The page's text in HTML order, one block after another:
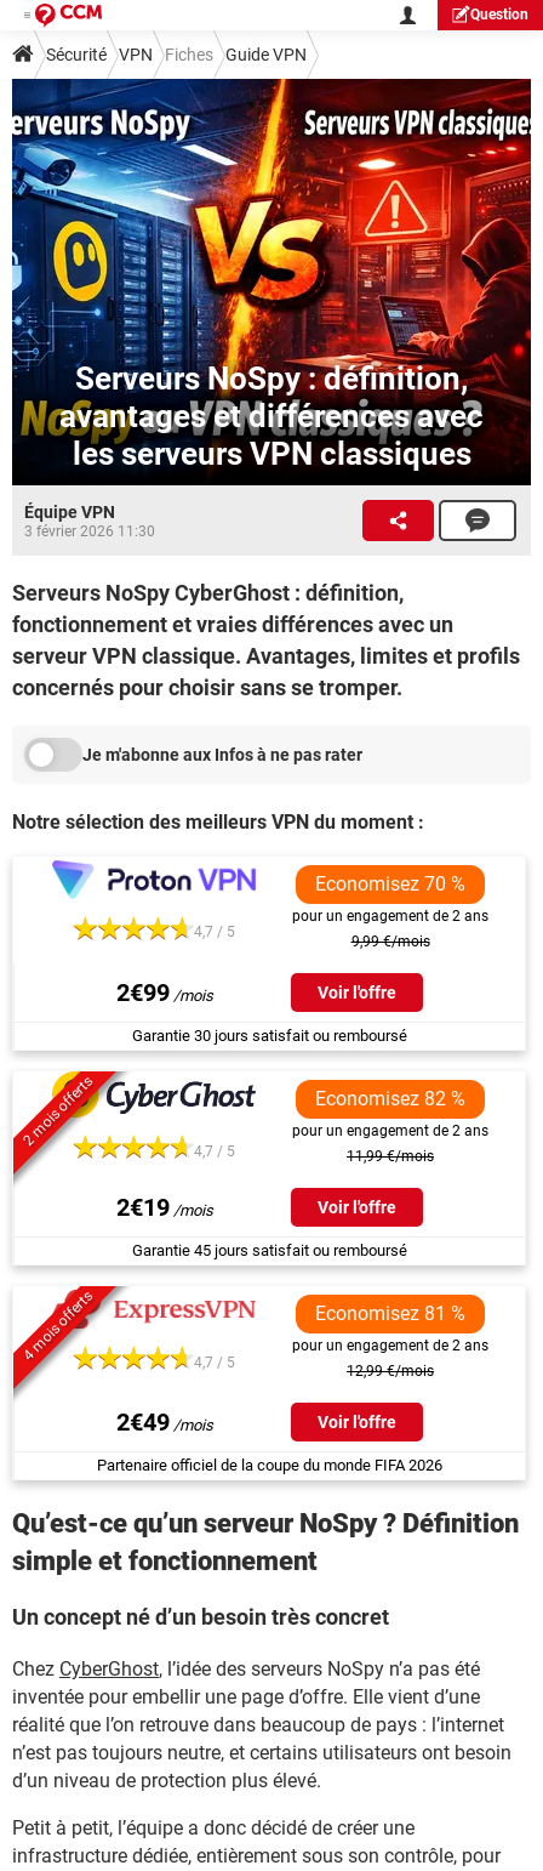
Question
Sécurité VPN Fiches Guide VPN
Serveurs NoSpy : définition,
avantages et différences avec
les serveurs VPN classiques
Équipe VPN
3 février 2026 11:30
Serveurs NoSpy CyberGhost : définition,
fonctionnement et vraies différences avec un
serveur VPN classique. Avantages, limites et profils
concernés pour choisir sans se tromper.
Je m'abonne aux Infos à ne pas rater
Notre sélection des meilleurs VPN du moment :
4,7 / 5
Economisez 70 %
pour un engagement de 2 ans
9,99 €/mois
2€99 Voir l'offre
Garantie 30 jours satisfait ou remboursé
2 mois offerts
4,7 / 5
Economisez 82 %
pour un engagement de 2 ans
11,99 €/mois
2€19 Voir l'offre
Garantie 45 jours satisfait ou remboursé
4 mois offerts 4,7 / 5
Economisez 81 %
pour un engagement de 2 ans
12,99 €/mois
2€49 Voir l'offre
Partenaire officiel de la coupe du monde FIFA 2026
Qu’est-ce qu’un serveur NoSpy ? Définition
simple et fonctionnement
Un concept né d’un besoin très concret
Chez CyberGhost, l’idée des serveurs NoSpy n’a pas été
inventée pour embellir une page d’offre. Elle vient d’une
réalité que l’on retrouve dans beaucoup de pays : l’internet
n’est pas toujours neutre, et certains utilisateurs ont besoin
d’un niveau de protection plus élevé.
Petit à petit, l’équipe a donc décidé de créer une
infrastructure dédiée, entièrement sous son contrôle, pour